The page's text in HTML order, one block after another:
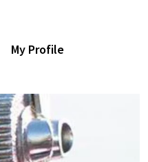
My Profile